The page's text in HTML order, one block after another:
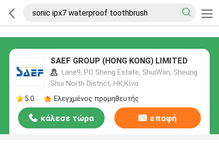
SAEF GROUP (HONG KONG) LIMITED
Lane9, PO Sheng Estate, ShuiWan, Sheung
Shui North District, HK,Κίνα
5.0
Ελεγχμένος προμηθευτής
κάλεσε τώρα επαφή